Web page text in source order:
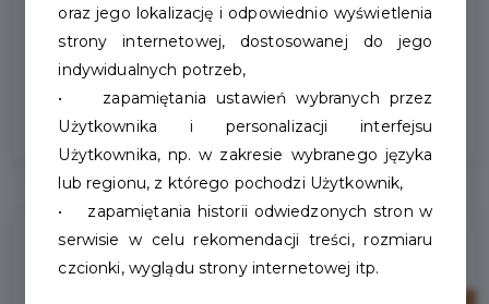
Zakład Gospodarki Mieszkaniowej
Towarzystwo Budownictwa Społecznego
Sp. z o. o. w Szczecinku informuje,...
oraz jego lokalizację i odpowiednio wyświetlenia
strony internetowej, dostosowanej do jego
indywidualnych potrzeb,
• zapamiętania ustawień wybranych przez
Użytkownika i personalizacji interfejsu
Użytkownika, np. w zakresie wybranego języka
lub regionu, z którego pochodzi Użytkownik,
• zapamiętania historii odwiedzonych stron w
serwisie w celu rekomendacji treści, rozmiaru
czcionki, wyglądu strony internetowej itp.